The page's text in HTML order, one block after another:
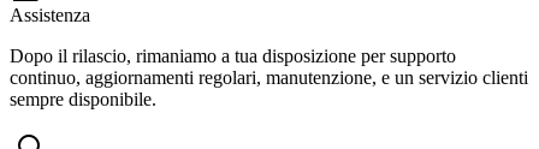
Assistenza
Dopo il rilascio, rimaniamo a tua disposizione per supporto
continuo, aggiornamenti regolari, manutenzione, e un servizio clienti
sempre disponibile.